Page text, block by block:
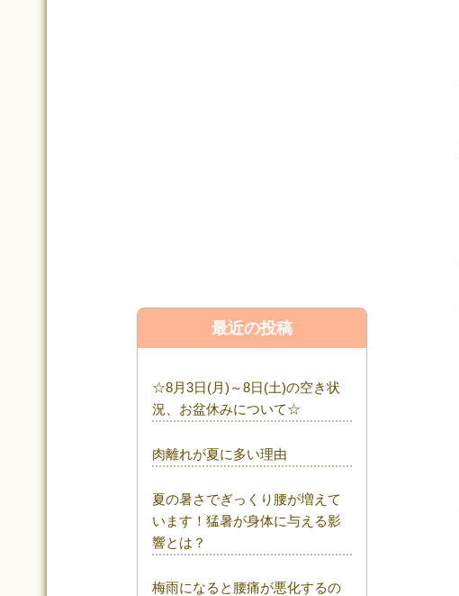
最近の投稿
☆8月3日(月)～8日(土)の空き状
況、お盆休みについて☆
肉離れが夏に多い理由
夏の暑さでぎっくり腰が増えて
います！猛暑が身体に与える影
響とは？
梅雨になると腰痛が悪化するの